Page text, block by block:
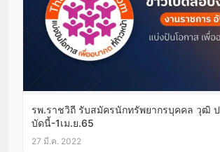
รพ.ราชวิถี รับสมัครนักทรัพยากรบุคคล วุฒิ
บัดนี้-1เม.ย.65
27 มี.ค. 2022